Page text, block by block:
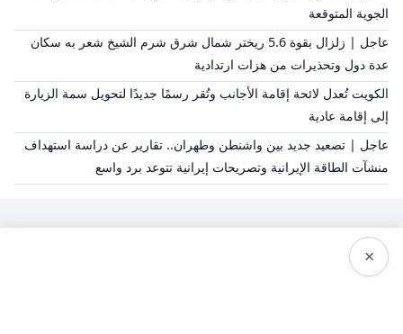
الجوية المتوقعة
عاجل | زلزال بقوة 5.6 ريختر شمال شرق شرم الشيخ شعر به سكان
عدة دول وتحذيرات من هزات ارتدادية
الكويت تُعدل لائحة إقامة الأجانب وتُقر رسمًا جديدًا لتحويل سمة الزيارة
إلى إقامة عادية
عاجل | تصعيد جديد بين واشنطن وطهران.. تقارير عن دراسة استهداف
منشآت الطاقة الإيرانية وتصريحات إيرانية تتوعد برد واسع
×